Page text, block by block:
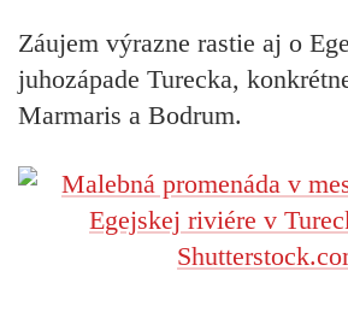
Záujem výrazne rastie aj o
juhozápade Turecka,
Marmaris a Bodrum.